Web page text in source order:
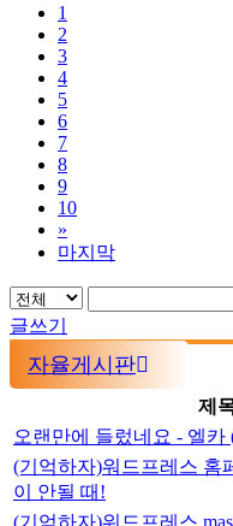
1
2
3
4
5
6
7
8
9
10
»
마지막
글쓰기
자율게시판
제
오랜만에 들렀네요 - 엘카
(기억하자)워드프레스 홈
이 안될 때!
(기억하자)워드프레스